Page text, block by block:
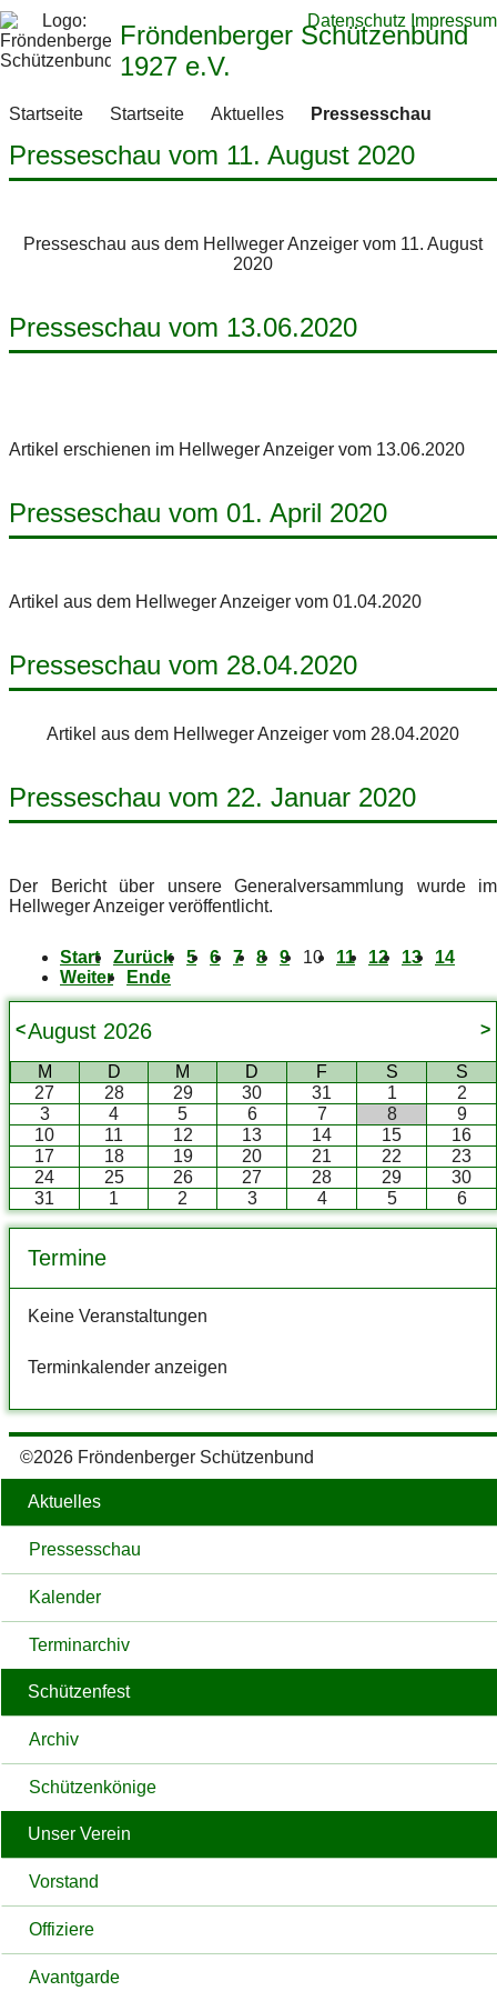
Fröndenberger Schützenbund
1927 e.V.
Aktuelles
Pressesschau
Kalender
Terminarchiv
Schützenfest
Archiv
Schützenkönige
Unser Verein
Vorstand
Offiziere
Avantgarde
Datenschutz Impressum
Startseite Startseite Aktuelles Pressesschau
Presseschau vom 11. August 2020
Presseschau aus dem Hellweger Anzeiger vom 11. August
2020
Presseschau vom 13.06.2020
Artikel erschienen im Hellweger Anzeiger vom 13.06.2020
Presseschau vom 01. April 2020
Artikel aus dem Hellweger Anzeiger vom 01.04.2020
Presseschau vom 28.04.2020
Artikel aus dem Hellweger Anzeiger vom 28.04.2020
Presseschau vom 22. Januar 2020
Der Bericht über unsere Generalversammlung wurde im
Hellweger Anzeiger veröffentlicht.
Start Zurück 5 6 7 8 9 10 11 12 13
14
Weiter
Ende
August 2026
< >
M D M D F S
S
27
28 29 30 31 1
2
3
4 5 6 7 8
9
10
11 12 13 14 15
16
17
18 19 20 21 22
23
24
25 26 27 28 29
30
31
1 2 3 4 5 6
Termine
Keine Veranstaltungen
Terminkalender anzeigen
©2026 Fröndenberger Schützenbund